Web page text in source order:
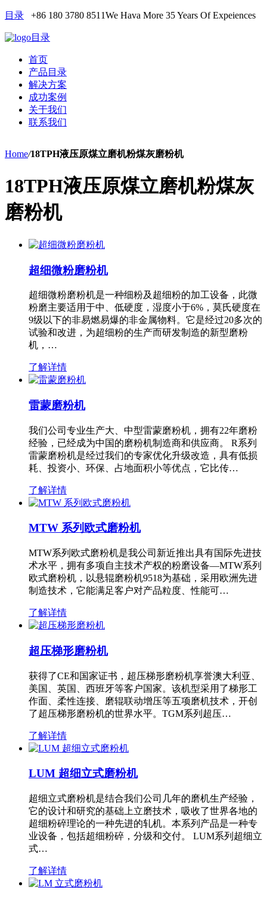
目录 +86 180 3780 8511We Hava More 35 Years Of Expeiences
目录
首页
产品目录
解决方案
成功案例
关于我们
联系我们
Home/18TPH液压原煤立磨机粉煤灰磨粉机
18TPH液压原煤立磨机粉煤灰
磨粉机
超细微粉磨粉机
超细微粉磨粉机是一种细粉及超细粉的加工设备，此微
粉磨主要适用于中、低硬度，湿度小于6%，莫氏硬度在
9级以下的非易燃易爆的非金属物料。它是经过20多次的
试验和改进，为超细粉的生产而研发制造的新型磨粉
机，…
了解详情
雷蒙磨粉机
我们公司专业生产大、中型雷蒙磨粉机，拥有22年磨粉
经验，已经成为中国的磨粉机制造商和供应商。 R系列
雷蒙磨粉机是经过我们的专家优化升级改造，具有低损
耗、投资小、环保、占地面积小等优点，它比传…
了解详情
MTW 系列欧式磨粉机
MTW系列欧式磨粉机是我公司新近推出具有国际先进技
术水平，拥有多项自主技术产权的粉磨设备—MTW系列
欧式磨粉机，以悬辊磨粉机9518为基础，采用欧洲先进
制造技术，它能满足客户对产品粒度、性能可…
了解详情
超压梯形磨粉机
获得了CE和国家证书，超压梯形磨粉机享誉澳大利亚、
美国、英国、西班牙等客户国家。该机型采用了梯形工
作面、柔性连接、磨辊联动增压等五项磨机技术，开创
了超压梯形磨粉机的世界水平。TGM系列超压…
了解详情
LUM 超细立式磨粉机
超细立式磨粉机是结合我们公司几年的磨机生产经验，
它的设计和研究的基础上立磨技术，吸收了世界各地的
超细粉碎理论的一种先进的轧机。本系列产品是一种专
业设备，包括超细粉碎，分级和交付。 LUM系列超细立
式…
了解详情